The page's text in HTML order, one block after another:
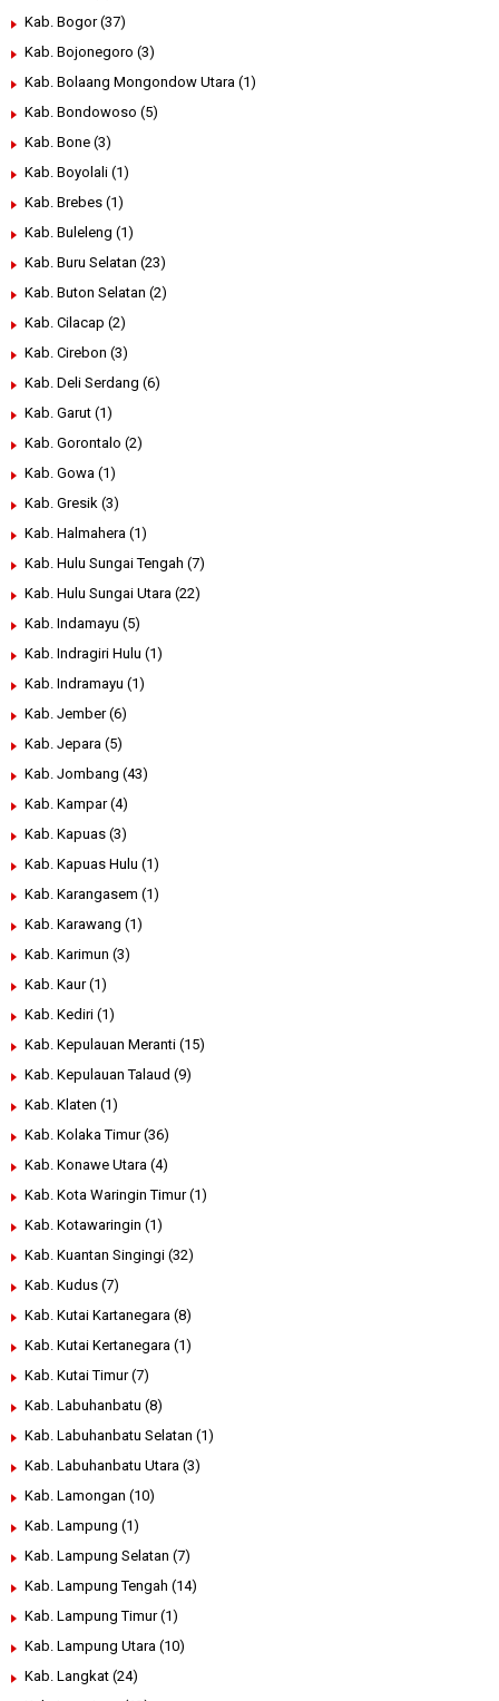
Kab. Bogor (37)
Kab. Bojonegoro (3)
Kab. Bolaang Mongondow Utara (1)
Kab. Bondowoso (5)
Kab. Bone (3)
Kab. Boyolali (1)
Kab. Brebes (1)
Kab. Buleleng (1)
Kab. Buru Selatan (23)
Kab. Buton Selatan (2)
Kab. Cilacap (2)
Kab. Cirebon (3)
Kab. Deli Serdang (6)
Kab. Garut (1)
Kab. Gorontalo (2)
Kab. Gowa (1)
Kab. Gresik (3)
Kab. Halmahera (1)
Kab. Hulu Sungai Tengah (7)
Kab. Hulu Sungai Utara (22)
Kab. Indamayu (5)
Kab. Indragiri Hulu (1)
Kab. Indramayu (1)
Kab. Jember (6)
Kab. Jepara (5)
Kab. Jombang (43)
Kab. Kampar (4)
Kab. Kapuas (3)
Kab. Kapuas Hulu (1)
Kab. Karangasem (1)
Kab. Karawang (1)
Kab. Karimun (3)
Kab. Kaur (1)
Kab. Kediri (1)
Kab. Kepulauan Meranti (15)
Kab. Kepulauan Talaud (9)
Kab. Klaten (1)
Kab. Kolaka Timur (36)
Kab. Konawe Utara (4)
Kab. Kota Waringin Timur (1)
Kab. Kotawaringin (1)
Kab. Kuantan Singingi (32)
Kab. Kudus (7)
Kab. Kutai Kartanegara (8)
Kab. Kutai Kertanegara (1)
Kab. Kutai Timur (7)
Kab. Labuhanbatu (8)
Kab. Labuhanbatu Selatan (1)
Kab. Labuhanbatu Utara (3)
Kab. Lamongan (10)
Kab. Lampung (1)
Kab. Lampung Selatan (7)
Kab. Lampung Tengah (14)
Kab. Lampung Timur (1)
Kab. Lampung Utara (10)
Kab. Langkat (24)